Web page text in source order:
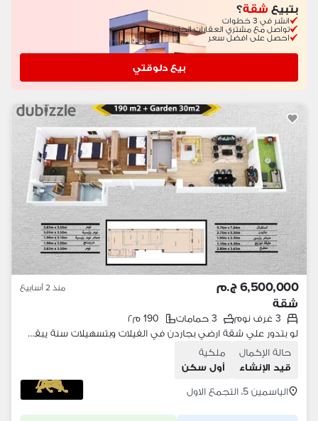
بتبيع شقة؟
انشر في 3 خطوات
تواصل مع مشتري العقارات الجادين
احصل على افضل سعر
بيع دلوقتي
6,500,000 ج.م منذ 2 أسابيع
شقة
3 غرف نوم 3 حمامات
190 م٢
لو بتدور علي شقة ارضي بجاردن في الفيلات وبتسهيلات سنة يبقي الشقة دي ليك
حالة الإكمال
قيد الإنشاء
ملكية
أول سكن
الياسمين 5، التجمع الاول